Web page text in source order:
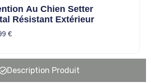
Au Chien Setter
Résistant Extérieur
€
Description Produit